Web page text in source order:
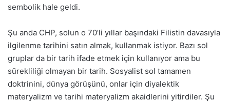
sembolik hale geldi.
Şu anda CHP, solun o 70’li yıllar başındaki Filistin davasıyla
ilgilenme tarihini satın almak, kullanmak istiyor. Bazı sol
gruplar da bir tarih ifade etmek için kullanıyor ama bu
sürekliliği olmayan bir tarih. Sosyalist sol tamamen
doktrinini, dünya görüşünü, onlar için diyalektik
materyalizm ve tarihi materyalizm akaidlerini yitirdiler. Şu